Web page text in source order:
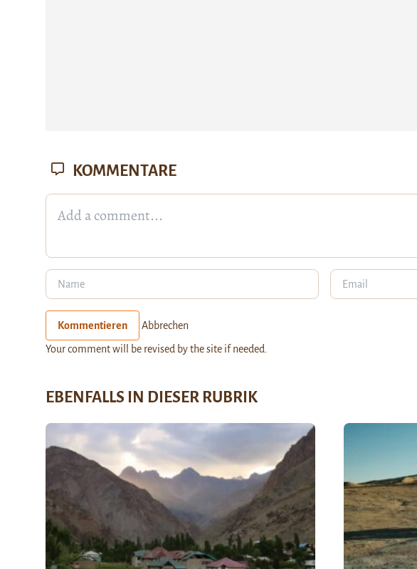
KOMMENTARE
Kommentieren Abbrechen
Your comment will be revised by the site if needed.
EBENFALLS IN DIESER RUBRIK